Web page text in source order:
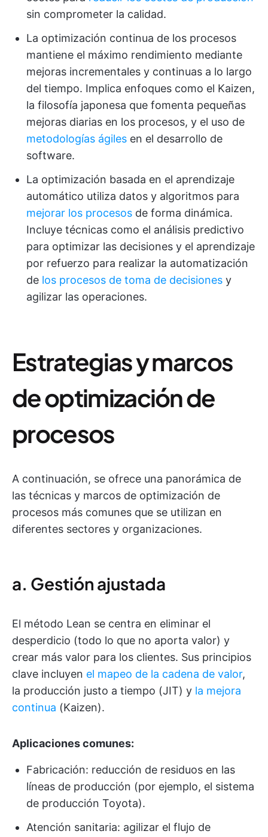
sin comprometer la calidad.
La optimización continua de los procesos
mantiene el máximo rendimiento mediante
mejoras incrementales y continuas a lo largo
del tiempo. Implica enfoques como el Kaizen,
la filosofía japonesa que fomenta pequeñas
mejoras diarias en los procesos, y el uso de
metodologías ágiles en el desarrollo de
software.
La optimización basada en el aprendizaje
automático utiliza datos y algoritmos para
mejorar los procesos de forma dinámica.
Incluye técnicas como el análisis predictivo
para optimizar las decisiones y el aprendizaje
por refuerzo para realizar la automatización
de los procesos de toma de decisiones y
agilizar las operaciones.
Estrategias y marcos
de optimización de
procesos
A continuación, se ofrece una panorámica de
las técnicas y marcos de optimización de
procesos más comunes que se utilizan en
diferentes sectores y organizaciones.
a. Gestión ajustada
El método Lean se centra en eliminar el
desperdicio (todo lo que no aporta valor) y
crear más valor para los clientes. Sus principios
clave incluyen el mapeo de la cadena de valor,
la producción justo a tiempo (JIT) y la mejora
continua (Kaizen).
Aplicaciones comunes:
Fabricación: reducción de residuos en las
líneas de producción (por ejemplo, el sistema
de producción Toyota).
Atención sanitaria: agilizar el flujo de